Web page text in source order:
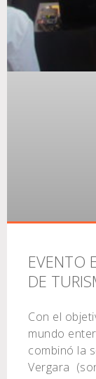
EVENTO
DE
Con el
mundo
combinó la
Vergara